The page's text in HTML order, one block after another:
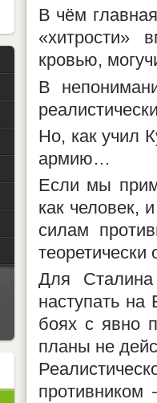
В чём
«хитрости»
кровью,
В
Но, как учил
армию…
Если мы
как человек,
силам
Для Сталина
наступать
боях с явно
планы не
противником